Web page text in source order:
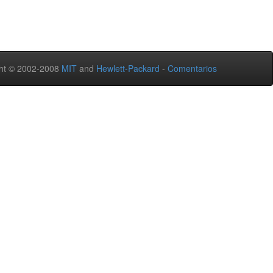
© 2002-2008 MIT and Hewlett-Packard - Comentarios